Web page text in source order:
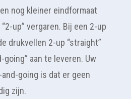
nog kleiner eindformaat
up” vergaren. Bij een 2-up
drukvellen 2-up “straight”
going” aan te leveren. Uw
going is dat er geen
zijn.